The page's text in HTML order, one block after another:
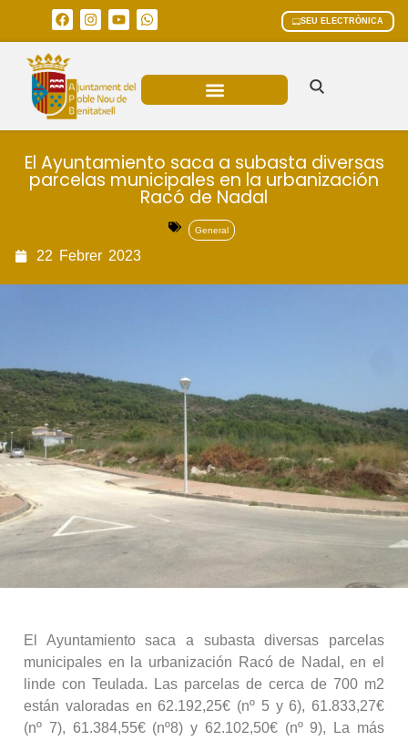
SEU ELECTRÒNICA
El Ayuntamiento saca a subasta diversas
parcelas municipales en la urbanización
Racó de Nadal
General
22 Febrer 2023
El Ayuntamiento saca a subasta diversas parcelas
municipales en la urbanización Racó de Nadal, en el
linde con Teulada. Las parcelas de cerca de 700 m2
están valoradas en 62.192,25€ (nº 5 y 6), 61.833,27€
(nº 7), 61.384,55€ (nº8) y 62.102,50€ (nº 9), La más